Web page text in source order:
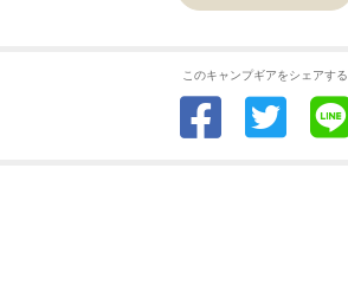
このキャンプギアをシェアする